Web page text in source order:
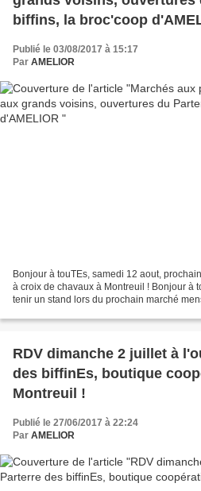
biffins, la broc'coop
Publié le 03/08/2017 à 15:17
Par AMELIOR
Bonjour à touTEs, samedi 12 aout,
à croix de chavaux à Montreuil ! Bonjour à
tenir un stand lors du prochain marché
RDV dimanche 2 juillet à
des biffinEs, boutique
Montreuil !
Publié le 27/06/2017 à 22:24
Par AMELIOR